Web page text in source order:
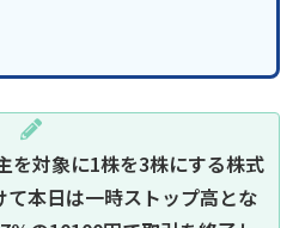
を対象に1株を3株にする株式
本日は一時ストップ高とな